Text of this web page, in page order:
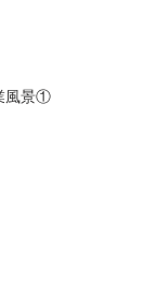
風景①